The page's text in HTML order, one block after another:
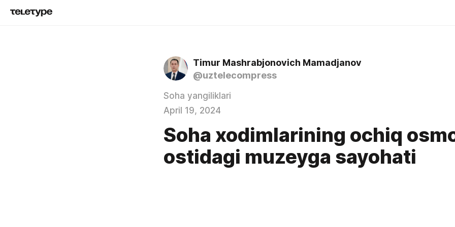
Timur Mashrabjonovich Mamadjanov
@uztelecompress
Soha yangiliklari
April 19, 2024
Soha xodimlarining ochiq
ostidagi muzeyga sayohati